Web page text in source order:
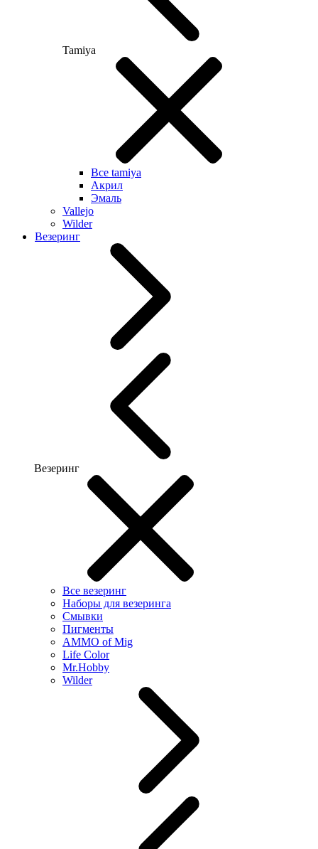
Tamiya
Все tamiya
Акрил
Эмаль
Vallejo
Wilder
Везеринг
Везеринг
Все везеринг
Наборы для везеринга
Смывки
Пигменты
AMMO of Mig
Life Color
Mr.Hobby
Wilder